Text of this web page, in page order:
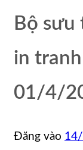
Bộ sưu
in
01/4/
Đăng vào